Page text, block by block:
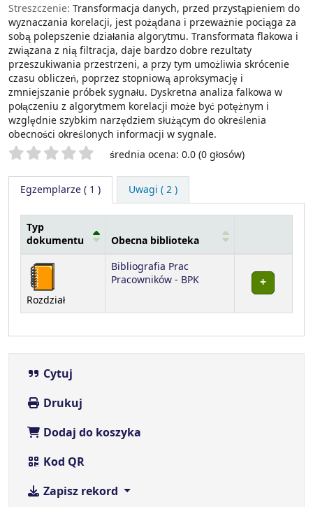
Streszczenie: Transformacja danych, przed przystąpieniem do
wyznaczania korelacji, jest pożądana i przeważnie pociąga za
sobą polepszenie działania algorytmu. Transformata flakowa i
związana z nią filtracja, daje bardzo dobre rezultaty
przeszukiwania przestrzeni, a przy tym umożliwia skrócenie
czasu obliczeń, poprzez stopniową aproksymację i
zmniejszanie próbek sygnału. Dyskretna analiza falkowa w
połączeniu z algorytmem korelacji może być potężnym i
względnie szybkim narzędziem służącym do określenia
obecności określonych informacji w sygnale.
Twoje oceny średnia ocena: 0.0 (0 głosów)
Egzemplarze( 1 ) Uwagi ( 2 )
Egzemplarze
Typ
dokumentu
Obecna biblioteka
Rozdział
Bibliografia Prac
Pracowników - BPK
Cytuj
Drukuj
Dodaj do koszyka
Kod QR
Zapisz rekord